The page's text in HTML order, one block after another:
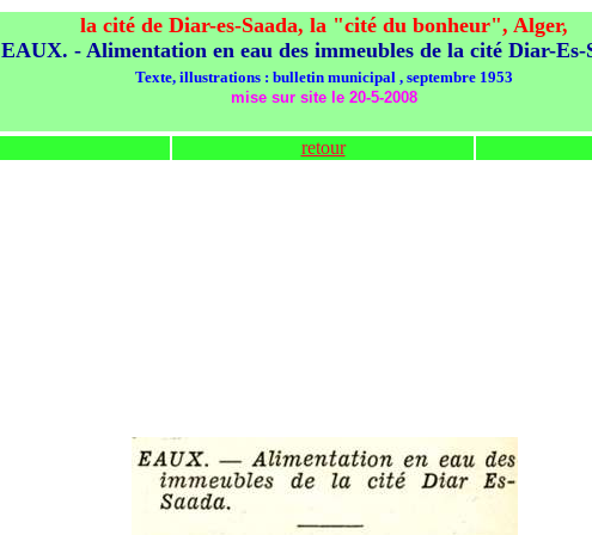
la cité de Diar-es-Saada, la "cité du bonheur", Alger,
EAUX. - Alimentation en eau des immeubles de la cité Diar-Es-
Texte, illustrations : bulletin municipal , septembre 1953
mise sur site le 20-5-2008
retour